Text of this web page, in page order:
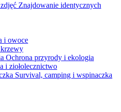
Znajdowanie identycznych
i owoce
Ochrona przyrody i ekologia
i ziołolecznictwo
Survival, camping i wspinaczka